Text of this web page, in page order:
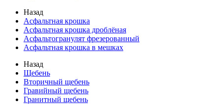
Назад
Асфальтная крошка
Асфальтная крошка дроблёная
Асфальтогранулят фрезерованный
Асфальтная крошка в мешках
Назад
Щебень
Вторичный щебень
Гравийный щебень
Гранитный щебень